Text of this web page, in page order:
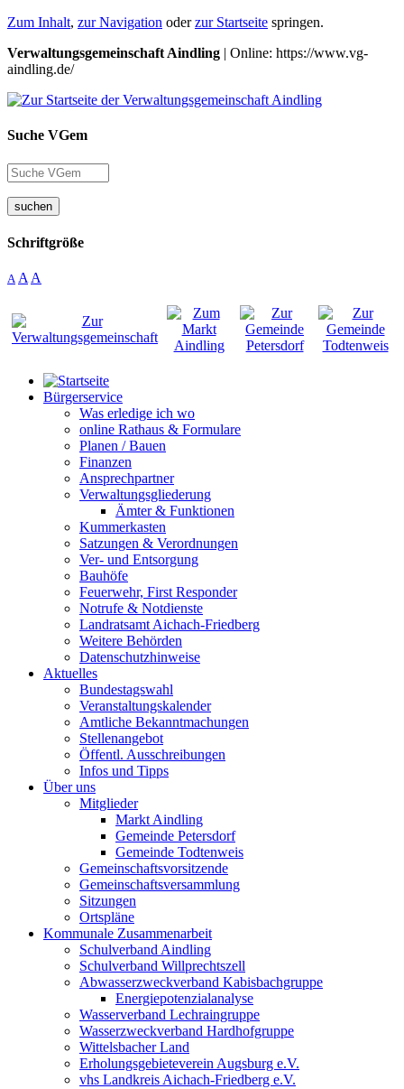
Zum Inhalt, zur Navigation oderzur Startseite springen.
Verwaltungsgemeinschaft Aindling | Online: https://www.vg-
aindling.de/
Suche VGem
suchen
Schriftgröße
A A A
Bürgerservice
Was erledige ich wo
online Rathaus & Formulare
Planen / Bauen
Finanzen
Ansprechpartner
Verwaltungsgliederung
Ämter & Funktionen
Kummerkasten
Satzungen & Verordnungen
Ver- und Entsorgung
Bauhöfe
Feuerwehr, First Responder
Notrufe & Notdienste
Landratsamt Aichach-Friedberg
Weitere Behörden
Datenschutzhinweise
Aktuelles
Bundestagswahl
Veranstaltungskalender
Amtliche Bekanntmachungen
Stellenangebot
Öffentl. Ausschreibungen
Infos und Tipps
Über uns
Mitglieder
Markt Aindling
Gemeinde Petersdorf
Gemeinde Todtenweis
Gemeinschaftsvorsitzende
Gemeinschaftsversammlung
Sitzungen
Ortspläne
Kommunale Zusammenarbeit
Schulverband Aindling
Schulverband Willprechtszell
Abwasserzweckverband Kabisbachgruppe
Energiepotenzialanalyse
Wasserverband Lechraingruppe
Wasserzweckverband Hardhofgruppe
Wittelsbacher Land
Erholungsgebieteverein Augsburg e.V.
vhs Landkreis Aichach-Friedberg e.V.